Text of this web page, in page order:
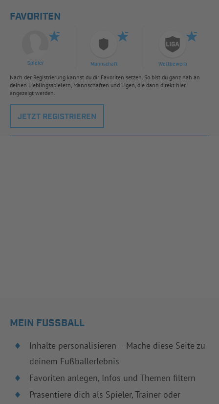
FAVORITEN
Spieler Mannschaft Wettbewerb
Nach der Registrierung kannst du dir Favoriten setzen. So bist du ganz nah an
deinen Lieblingsspielern, Mannschaften und Ligen, die dann direkt hier
angezeigt werden.
JETZT REGISTRIEREN
MEIN FUSSBALL
Inhalte personalisieren – Mache diese Seite zu
deinem Fußballerlebnis
Favoriten anlegen, Infos und Themen filtern
Präsentiere dich als Spieler, Trainer oder